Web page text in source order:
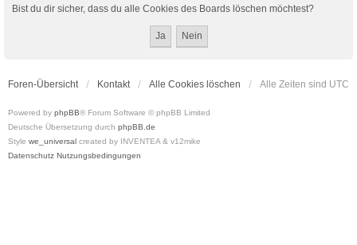
Bist du dir sicher, dass du alle Cookies des Boards löschen möchtest?
Foren-Übersicht Kontakt Alle Cookies löschen Alle Zeiten sind UTC
Powered by phpBB® Forum Software © phpBB Limited
Deutsche Übersetzung durch phpBB.de
Style we_universal created by INVENTEA & v12mike
Datenschutz Nutzungsbedingungen